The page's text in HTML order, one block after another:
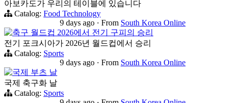
아보카도가 우리의 테이블에 있습니다
Catalog: Food Technology
9 days ago · From South Korea Online
축구 월드컵 2026에서 전기 구피의 승리
전기 포크시아가 2026년 월드컵에서 승리
Catalog: Sports
9 days ago · From South Korea Online
국제 부츠 날
국제 축구화 날
Catalog: Sports